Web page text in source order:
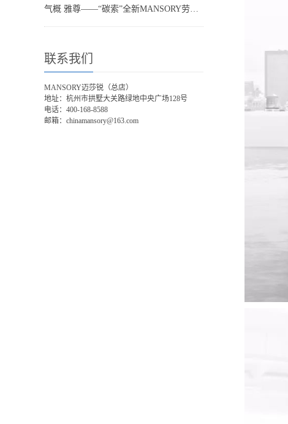
气概 雅尊——“碳索”全新MANSORY劳斯莱斯·库里南
联系我们
MANSORY迈莎锐（总店）
地址：杭州市拱墅大关路绿地中央广场128号
电话：400-168-8588
邮箱：chinamansory@163.com